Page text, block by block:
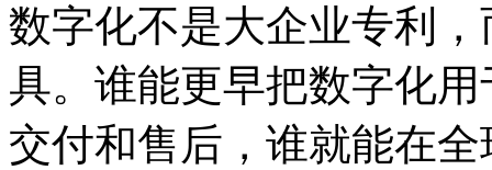
数字化不是大企业专利
具。谁能更早把数字化
交付和售后，谁就能在